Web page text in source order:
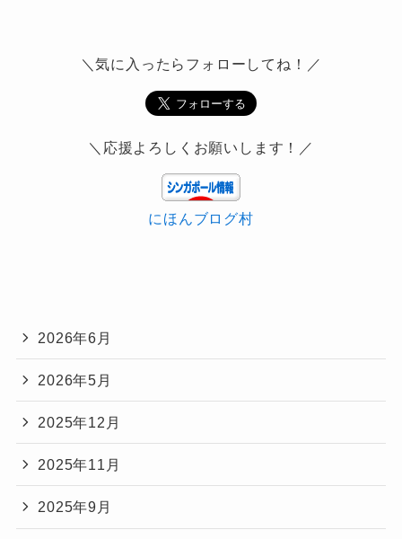
＼気に入ったらフォローしてね！／
＼応援よろしくお願いします！／
にほんブログ村
2026年6月
2026年5月
2025年12月
2025年11月
2025年9月